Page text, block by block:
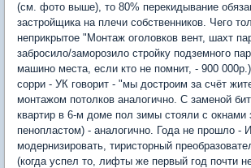
(см. фото выше), то 80% перекидывание
застройщика на плечи собственников. Чего
неприкрытое "Монтаж оголовков вент, шахт
забросило/заморозило стройку подземного
машино места, если кто не помнит, - 900
сорри - УК говорит - "мы достроим за счёт
монтажом потолков аналогично. С заменой
квартир в 6-м доме пол зимы стояли с окнами
пенопластом) - аналогично. Года не прошло -
модернизировать, тиристорный
(когда успел то, лифты же первый год почти